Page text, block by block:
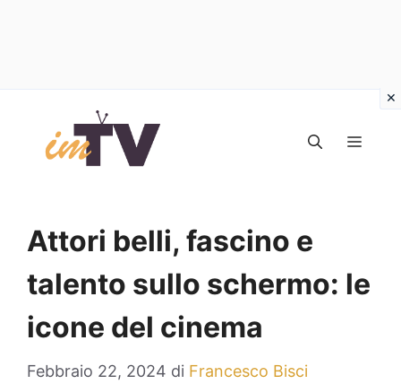
contenuto
Attori belli, fascino e
talento sullo schermo: le
icone del cinema
Febbraio 22, 2024 di Francesco Bisci